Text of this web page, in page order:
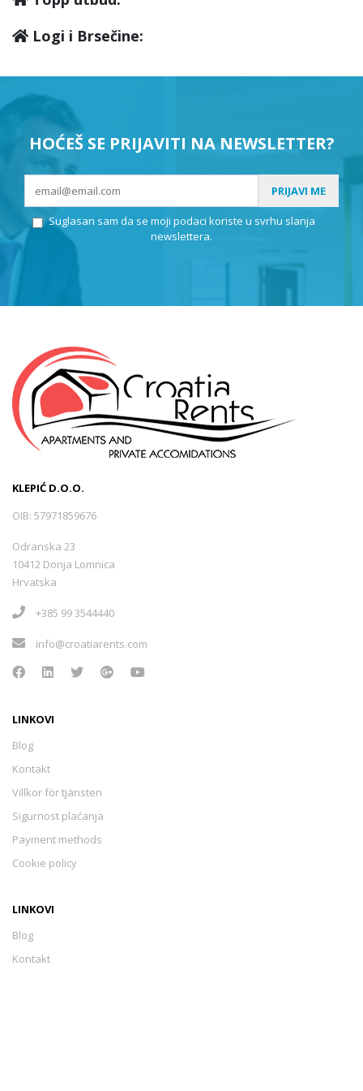
Logi i Brsečine:
HOĆEŠ SE PRIJAVITI NA NEWSLETTER?
PRIJAVI ME
Suglasan sam da se moji podaci koriste u svrhu slanja
newslettera.
KLEPIĆ D.O.O.
OIB: 57971859676
Odranska 23
10412 Donja Lomnica
Hrvatska
+385 99 3544440
info@croatiarents.com
LINKOVI
Blog
Kontakt
Villkor för tjänsten
Sigurnost plaćanja
Payment methods
Cookie policy
LINKOVI
Blog
Kontakt